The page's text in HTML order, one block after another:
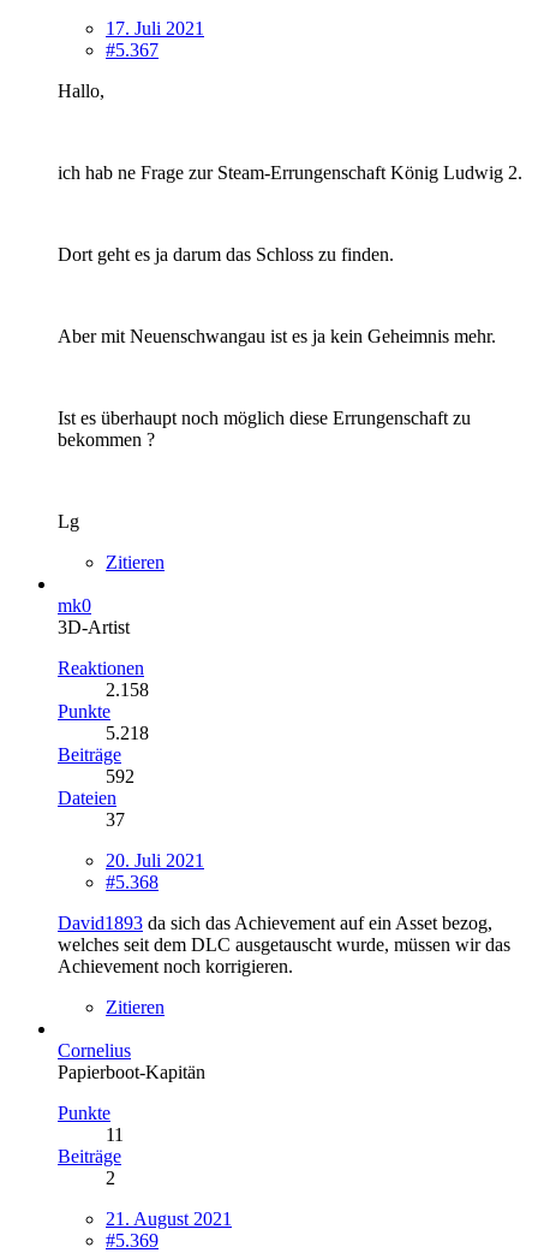
17. Juli 2021
#5.367
Hallo,
ich hab ne Frage zur Steam-Errungenschaft König Ludwig 2.
Dort geht es ja darum das Schloss zu finden.
Aber mit Neuenschwangau ist es ja kein Geheimnis mehr.
Ist es überhaupt noch möglich diese Errungenschaft zu
bekommen ?
Lg
Zitieren
mk0
3D-Artist
Reaktionen
2.158
Punkte
5.218
Beiträge
592
Dateien
37
20. Juli 2021
#5.368
David1893 da sich das Achievement auf ein Asset bezog,
welches seit dem DLC ausgetauscht wurde, müssen wir das
Achievement noch korrigieren.
Zitieren
Cornelius
Papierboot-Kapitän
Punkte
11
Beiträge
2
21. August 2021
#5.369